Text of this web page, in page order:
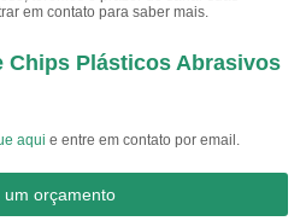
em contato para saber mais.
Chips Plásticos Abrasivos
aqui e entre em contato por email.
um orçamento